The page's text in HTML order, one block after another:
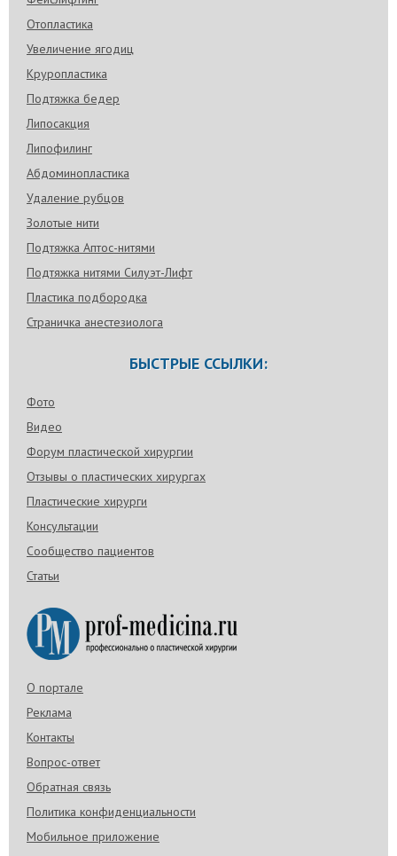
Отопластика
Увеличение ягодиц
Круропластика
Подтяжка бедер
Липосакция
Липофилинг
Абдоминопластика
Удаление рубцов
Золотые нити
Подтяжка Аптос-нитями
Подтяжка нитями Силуэт-Лифт
Пластика подбородка
Страничка анестезиолога
БЫСТРЫЕ ССЫЛКИ:
Фото
Видео
Форум пластической хирургии
Отзывы о пластических хирургах
Пластические хирурги
Консультации
Сообщество пациентов
Статьи
О портале
Реклама
Контакты
Вопрос-ответ
Обратная связь
Политика конфиденциальности
Мобильное приложение